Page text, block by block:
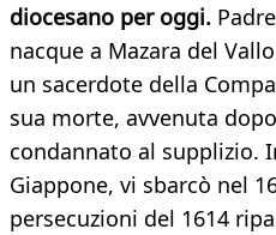
diocesano per oggi.
nacque a Mazara del
un sacerdote della
sua morte, avvenuta
condannato al supplizio.
Giappone, vi sbarcò nel
persecuzioni del 1614